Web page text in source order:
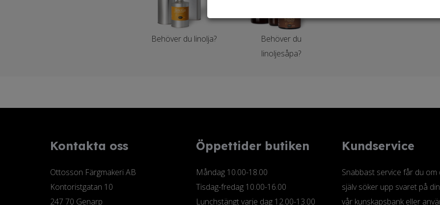
Behöver du linolja?
Behöver du
linoljesåpa?
Kontakta oss
Ottosson Färgmakeri AB
Kontoristgatan 10
247 70 Genarp
Öppettider butiken
Måndag 10.00-18.00
Tisdag-fredag 10.00-16.00
Lunchstängt varje dag 12.00-13.00
Kundservice
Snabbast service får du om
själv söker upp svaret på
vår kunskapsbank eller